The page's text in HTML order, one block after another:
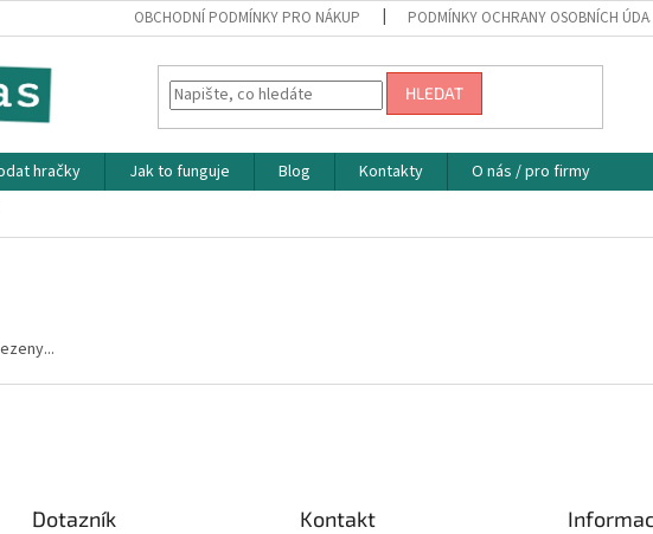
OBCHODNÍ PODMÍNKY PRO NÁKUP PODMÍNKY OCHRANY OSOBNÍCH
HLEDAT
hračky Jak to funguje Blog Kontakty
O nás / pro firmy
Dotazník Kontakt